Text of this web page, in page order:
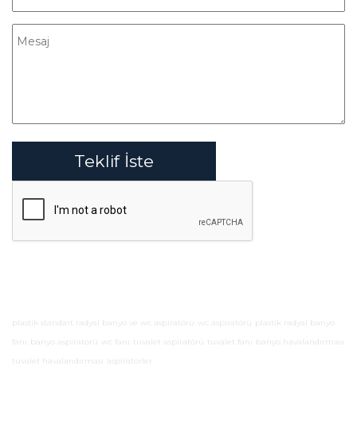
Teklif İste
plastik standart radyal banyo ve wc aspiratörü wc aspiratörü plastik radyal banyo
fanı
banyo aspiratörü wc fanı tuvalet aspiratörü tuvalet fanı
banyo havalandırması
tuvalet havalandırması
aspiratörler